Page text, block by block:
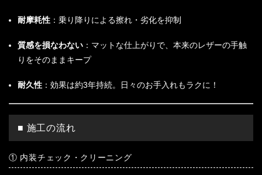
耐摩耗性 ：乗り降りによる擦れ・劣化を抑制
質感を損なわない ：マットな仕上がりで、本来のレザーの手触
りをそのままキープ
耐久性 ：効果は約3年持続。日々のお手入れもラクに！
■ 施工の流れ
① 内装チェック・クリーニング